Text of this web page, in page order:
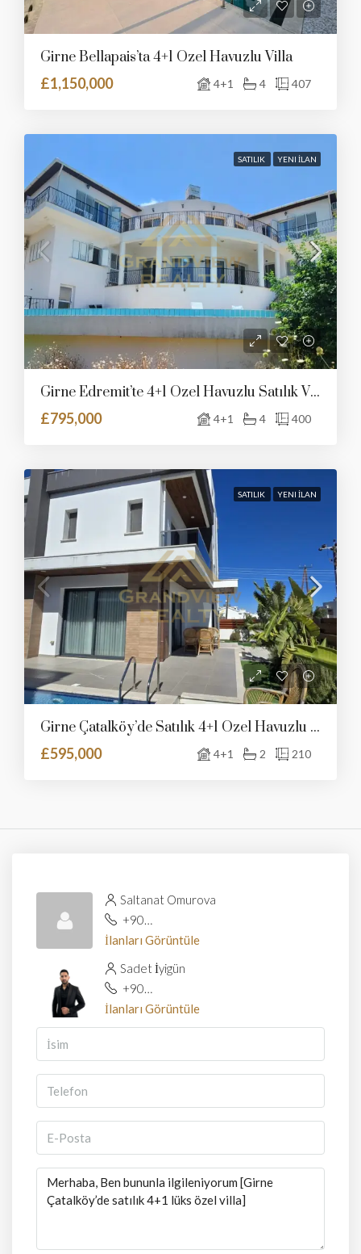
Girne Bellapais’ta 4+1 Özel Havuzlu Villa
£1,150,000
4+1 4 407
SATILIK YENI İLAN
Girne Edremit’te 4+1 Özel Havuzlu Satılık Villa
£795,000
4+1 4 400
SATILIK YENI İLAN
Girne Çatalköy’de Satılık 4+1 Özel Havuzlu Villa
£595,000
4+1 2 210
Saltanat Omurova
+90 539 127 0 888
İlanları Görüntüle
Sadet İyigün
+90 539 127 0 888
İlanları Görüntüle